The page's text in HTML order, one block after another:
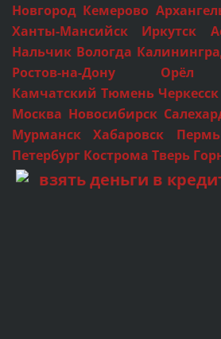
Новгород Кемерово
Ханты-Мансийск Иркутск
Нальчик Вологда
Ростов-на-Дону Орёл
Камчатский Тюмень Черкесск
Москва Новосибирск
Мурманск Хабаровск
Петербург Кострома Тверь